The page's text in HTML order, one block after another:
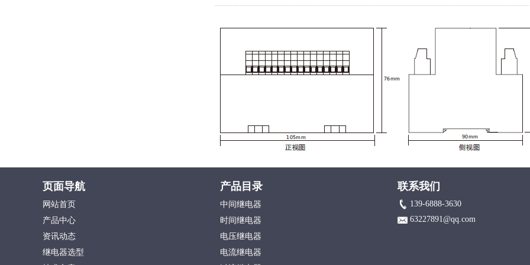
页面导航
网站首页
产品中心
资讯动态
继电器选型
产品目录
中间继电器
时间继电器
电压继电器
电流继电器
联系我们
139-6888-3630
63227891@qq.com